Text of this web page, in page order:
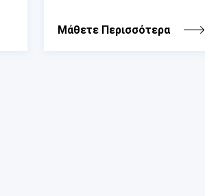
Μάθετε Περισσότερα